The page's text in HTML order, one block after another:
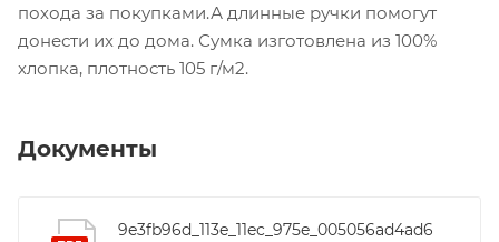
похода за покупками.А длинные ручки помогут
донести их до дома. Сумка изготовлена из 100%
хлопка, плотность 105 г/м2.
Документы
9e3fb96d_113e_11ec_975e_005056ad4ad6